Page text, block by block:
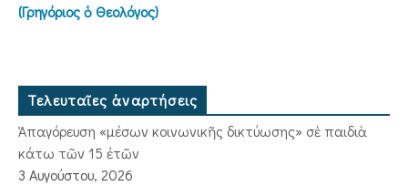
(Γρηγόριος ὁ Θεολόγος)
Τελευταῖες ἀναρτήσεις
Ἀπαγόρευση «μέσων κοινωνικῆς δικτύωσης» σὲ παιδιὰ
κάτω τῶν 15 ἐτῶν
3 Αυγούστου, 2026